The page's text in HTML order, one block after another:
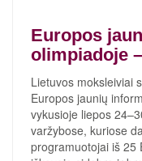
Europos
olimpiadoje
Lietuvos moksleiviai
Europos jaunių
vykusioje liepos
varžybose, kuriose
programuotojai iš 25